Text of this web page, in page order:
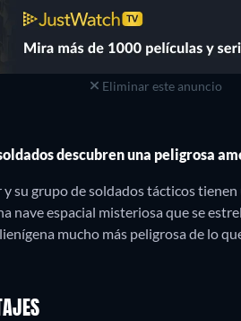
Eliminar este anuncio
descubren una peligrosa
y su grupo de soldados tácticos
nave espacial misteriosa que se
mucho más peligrosa de lo